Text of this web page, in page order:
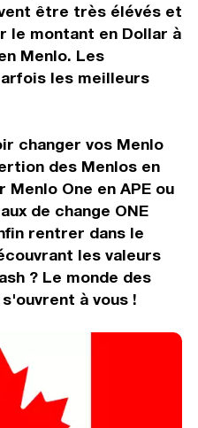
être très élévés et
le montant en Dollar à
Menlo. Les
les meilleurs
changer vos Menlo
des Menlos en
One en APE ou
de change ONE
rentrer dans le
les valeurs
? Le monde des
à vous !